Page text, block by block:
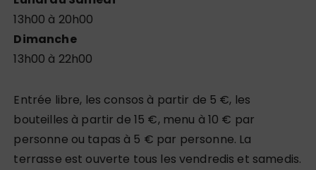
13h00 à 20h00
Dimanche
13h00 à 22h00
Entrée libre, les consos à partir de 5 €, les
bouteilles à partir de 15 €, menu à 10 € par
personne ou tapas à 5 € par personne. La
terrasse est ouverte tous les vendredis et samedis.